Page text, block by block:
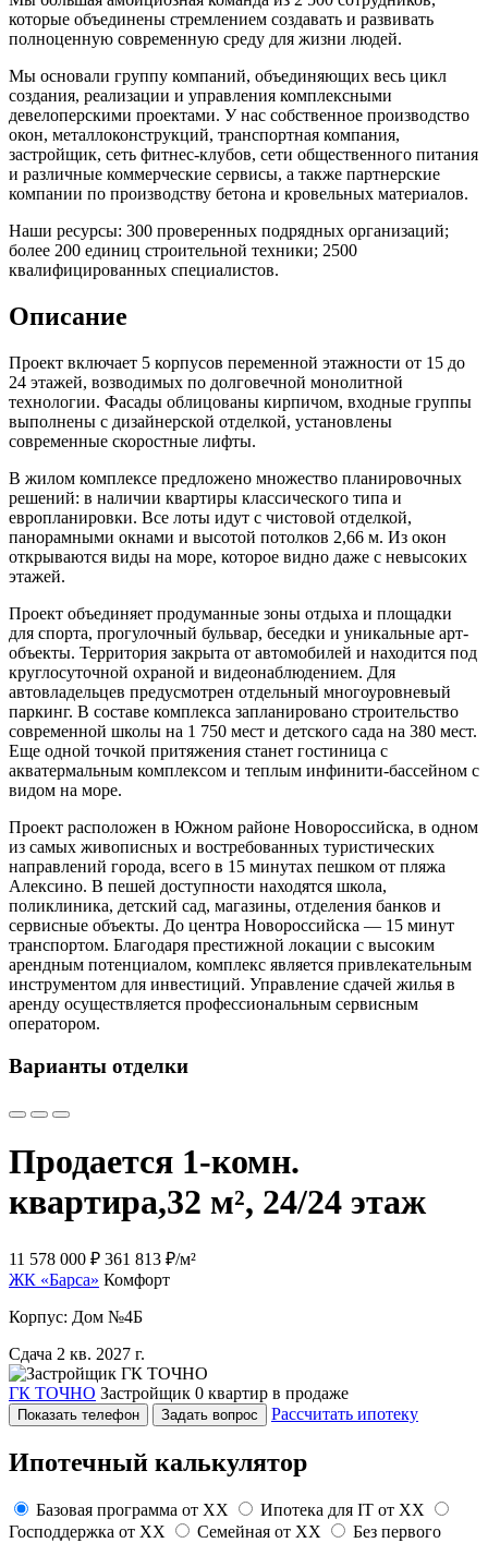
которые объединены стремлением создавать и развивать
полноценную современную среду для жизни людей.
Мы основали группу компаний, объединяющих весь цикл
создания, реализации и управления комплексными
девелоперскими проектами. У нас собственное производство
окон, металлоконструкций, транспортная компания,
застройщик, сеть фитнес-клубов, сети общественного питания
и различные коммерческие сервисы, а также партнерские
компании по производству бетона и кровельных материалов.
Наши ресурсы: 300 проверенных подрядных организаций;
более 200 единиц строительной техники; 2500
квалифицированных специалистов.
Описание
Проект включает 5 корпусов переменной этажности от 15 до
24 этажей, возводимых по долговечной монолитной
технологии. Фасады облицованы кирпичом, входные группы
выполнены с дизайнерской отделкой, установлены
современные скоростные лифты.
В жилом комплексе предложено множество планировочных
решений: в наличии квартиры классического типа и
европланировки. Все лоты идут с чистовой отделкой,
панорамными окнами и высотой потолков 2,66 м. Из окон
открываются виды на море, которое видно даже с невысоких
этажей.
Проект объединяет продуманные зоны отдыха и площадки
для спорта, прогулочный бульвар, беседки и уникальные арт-
объекты. Территория закрыта от автомобилей и находится под
круглосуточной охраной и видеонаблюдением. Для
автовладельцев предусмотрен отдельный многоуровневый
паркинг. В составе комплекса запланировано строительство
современной школы на 1 750 мест и детского сада на 380 мест.
Еще одной точкой притяжения станет гостиница с
акватермальным комплексом и теплым инфинити-бассейном с
видом на море.
Проект расположен в Южном районе Новороссийска, в одном
из самых живописных и востребованных туристических
направлений города, всего в 15 минутах пешком от пляжа
Алексино. В пешей доступности находятся школа,
поликлиника, детский сад, магазины, отделения банков и
сервисные объекты. До центра Новороссийска — 15 минут
транспортом. Благодаря престижной локации с высоким
арендным потенциалом, комплекс является привлекательным
инструментом для инвестиций. Управление сдачей жилья в
аренду осуществляется профессиональным сервисным
оператором.
Варианты отделки
Продается 1-комн.
квартира,32 м², 24/24 этаж
11 578 000 ₽ 361 813 ₽/м²
ЖК «Барса» Комфорт
Корпус: Дом №4Б
Сдача 2 кв. 2027 г.
ГК ТОЧНО Застройщик 0 квартир в продаже
Показать телефон Задать вопрос Рассчитать ипотеку
Ипотечный калькулятор
Базовая программа от XX Ипотека для IT от XX
Господдержка от XX Семейная от XX
Без первого